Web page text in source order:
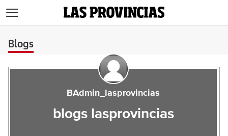
Blogs
BAdmin_lasprovincias
blogs lasprovincias